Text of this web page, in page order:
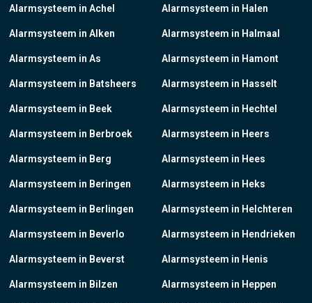
Alarmsysteem in Achel
Alarmsysteem in Alken
Alarmsysteem in As
Alarmsysteem in Batsheers
Alarmsysteem in Beek
Alarmsysteem in Berbroek
Alarmsysteem in Berg
Alarmsysteem in Beringen
Alarmsysteem in Berlingen
Alarmsysteem in Beverlo
Alarmsysteem in Beverst
Alarmsysteem in Bilzen
Alarmsysteem in Halen
Alarmsysteem in Halmaal
Alarmsysteem in Hamont
Alarmsysteem in Hasselt
Alarmsysteem in Hechtel
Alarmsysteem in Heers
Alarmsysteem in Hees
Alarmsysteem in Heks
Alarmsysteem in Helchteren
Alarmsysteem in Hendrieken
Alarmsysteem in Henis
Alarmsysteem in Heppen